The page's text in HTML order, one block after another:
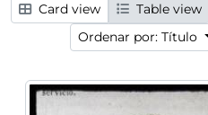
Card view
Table view
Ordenar por: Título